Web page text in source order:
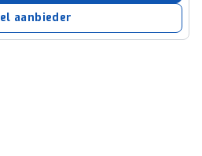
aanbieder